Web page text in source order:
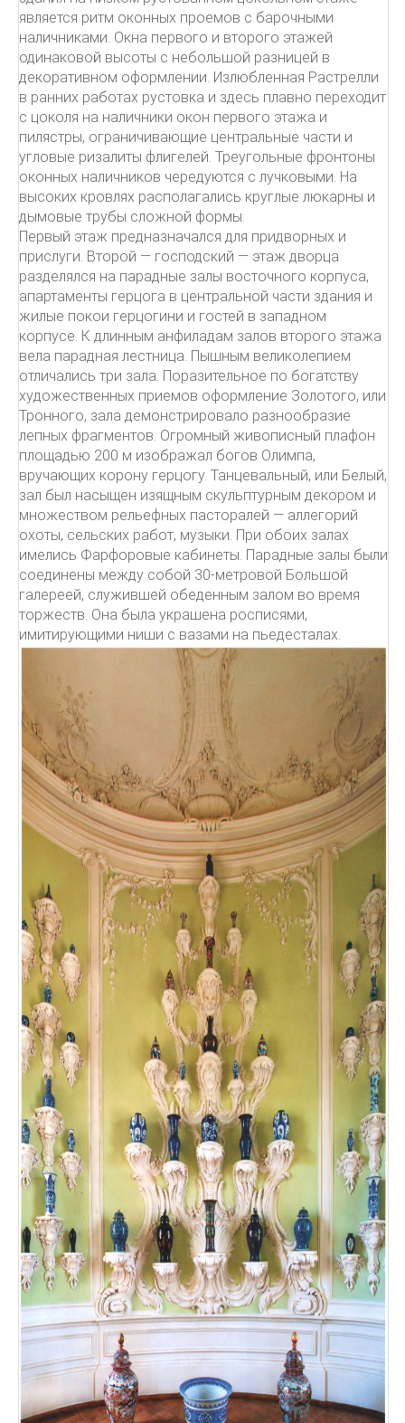
является ритм оконных проемов с барочными
наличниками. Окна первого и второго этажей
одинаковой высоты с небольшой разницей в
декоративном оформлении. Излюбленная Растрелли
в ранних работах рустовка и здесь плавно переходит
с цоколя на наличники окон первого этажа и
пилястры, ограничивающие центральные части и
угловые ризалиты флигелей. Треугольные фронтоны
оконных наличников чередуются с лучковыми. На
высоких кровлях располагались круглые люкарны и
дымовые трубы сложной формы.
Первый этаж предназначался для придворных и
прислуги. Второй — господский — этаж дворца
разделялся на парадные залы восточного корпуса,
апартаменты герцога в центральной части здания и
жилые покои герцогини и гостей в западном
корпусе. К длинным анфиладам залов второго этажа
вела парадная лестница. Пышным великолепием
отличались три зала. Поразительное по богатству
художественных приемов оформление Золотого, или
Тронного, зала демонстрировало разнообразие
лепных фрагментов. Огромный живописный плафон
площадью 200 м изображал богов Олимпа,
вручающих корону герцогу. Танцевальный, или Белый,
зал был насыщен изящным скульптурным декором и
множеством рельефных пасторалей — аллегорий
охоты, сельских работ, музыки. При обоих залах
имелись Фарфоровые кабинеты. Парадные залы были
соединены между собой 30-метровой Большой
галереей, служившей обеденным залом во время
торжеств. Она была украшена росписями,
имитирующими ниши с вазами на пьедесталах.